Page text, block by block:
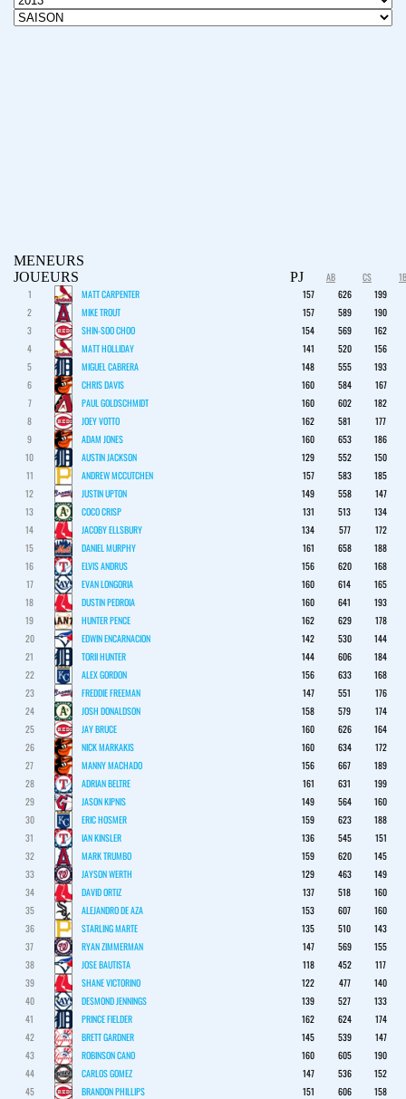
MENEURS
JOUEURS
PJ AB CS
1B
1
MATT CARPENTER 157 626
199
2
MIKE TROUT 157 589
190
3
SHIN-SOO CHOO 154 569
162
4
MATT HOLLIDAY 141 520
156
5
MIGUEL CABRERA 148 555
193
6
CHRIS DAVIS 160 584
167
7
PAUL GOLDSCHMIDT 160 602
182
8
JOEY VOTTO 162 581
177
9
ADAM JONES 160 653
186
10
AUSTIN JACKSON 129 552
150
11
ANDREW MCCUTCHEN 157 583
185
12
JUSTIN UPTON 149 558
147
13
COCO CRISP 131 513
134
14
JACOBY ELLSBURY 134 577
172
15
DANIEL MURPHY 161 658
188
16
ELVIS ANDRUS 156 620
168
17
EVAN LONGORIA 160 614
165
18
DUSTIN PEDROIA 160 641
193
19
HUNTER PENCE 162 629
178
20
EDWIN ENCARNACION 142 530
144
21
TORII HUNTER 144 606
184
22
ALEX GORDON 156 633
168
23
FREDDIE FREEMAN 147 551
176
24
JOSH DONALDSON 158 579
174
25
JAY BRUCE 160 626
164
26
NICK MARKAKIS 160 634
172
27
MANNY MACHADO 156 667
189
28
ADRIAN BELTRE 161 631
199
29
JASON KIPNIS 149 564
160
30
ERIC HOSMER 159 623
188
31
IAN KINSLER 136 545
151
32
MARK TRUMBO 159 620
145
33
JAYSON WERTH 129 463
149
34
DAVID ORTIZ 137 518
160
35
ALEJANDRO DE AZA 153 607
160
36
STARLING MARTE 135 510
143
37
RYAN ZIMMERMAN 147 569
155
38
JOSE BAUTISTA 118 452
117
39
SHANE VICTORINO 122 477
140
40
DESMOND JENNINGS 139 527
133
41
PRINCE FIELDER 162 624
174
42
BRETT GARDNER 145 539
147
43
ROBINSON CANO 160 605
190
44
CARLOS GOMEZ 147 536
152
45
BRANDON PHILLIPS 151 606
158